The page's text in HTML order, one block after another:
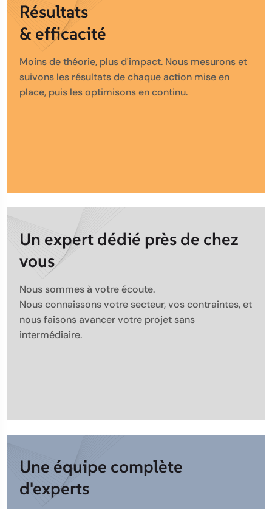
Résultats
& efficacité
Moins de théorie, plus d'impact. Nous mesurons et
suivons les résultats de chaque action mise en
place, puis les optimisons en continu.
Un expert dédié près de chez
vous
Nous sommes à votre écoute.
Nous connaissons votre secteur, vos contraintes, et
nous faisons avancer votre projet sans
intermédiaire.
Une équipe complète
d'experts